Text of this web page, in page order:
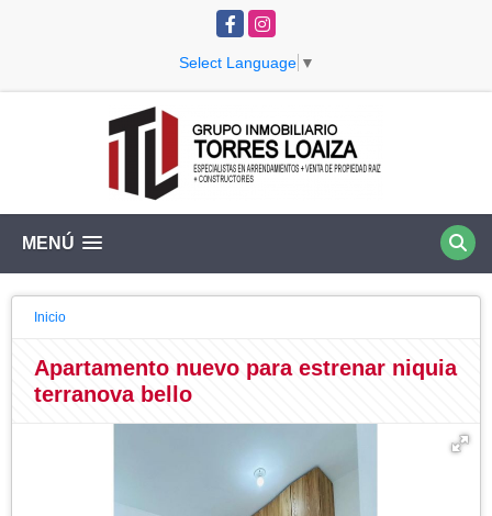
FacebookInstagram
Select Language ▼
MENÚ
Inicio
Apartamento nuevo para estrenar niquia
terranova bello